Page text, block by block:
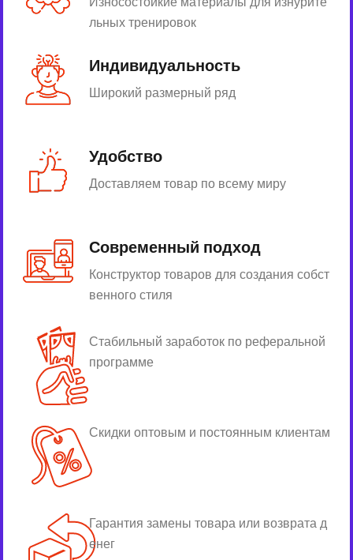
льных тренировок
Индивидуальность
Широкий размерный ряд
Удобство
Доставляем товар по всему миру
Современный подход
Конструктор товаров для создания собст
венного стиля
Стабильный заработок по реферальной
программе
Скидки оптовым и постоянным клиентам
Гарантия замены товара или возврата д
енег